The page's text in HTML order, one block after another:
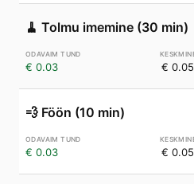
🧹 Tolmu imemine (30 min)
€ 0.03 € 0.05
💨 Föön (10 min)
€ 0.03 € 0.05